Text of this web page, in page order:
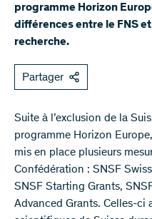
programme Horizon
différences entre le FNS
recherche.
Partager
Suite à l’exclusion de la
programme Horizon
mis en place plusieurs
Confédération : SNSF
SNSF Starting Grants,
Advanced Grants. Celles-ci